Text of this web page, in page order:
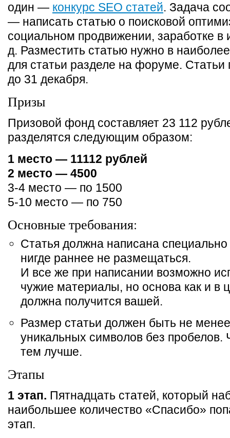
один — конкурс SEO статей. Задача
— написать статью о поисковой
социальном продвижении, заработке в
д. Разместить статью нужно в
для статьи разделе на форуме.
до 31 декабря.
Призы
Призовой фонд составляет 23 112
разделятся следующим образом:
1 место — 11112 рублей
2 место — 4500
3-4 место — по 1500
5-10 место — по 750
Основные требования:
Статья должна написана специально
нигде раннее не размещаться.
И все же при написании возможно
чужие материалы, но основа как и в
должна получится вашей.
Размер статьи должен быть не
уникальных символов без
тем лучше.
Этапы
1 этап. Пятнадцать статей, который
наибольшее количество «Спасибо»
этап.